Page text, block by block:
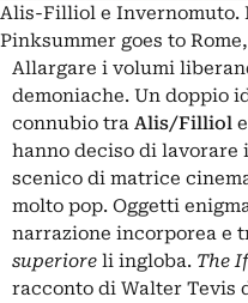
Alis-Filliol e Invernomuto.
Pinksummer goes to Rome,
Allargare i volumi
demoniache. Un doppio
connubio tra Alis/Filliol e
hanno deciso di
scenico di matrice
molto pop. Oggetti
narrazione incorporea e
superiore li ingloba. The
racconto di Walter Tevis